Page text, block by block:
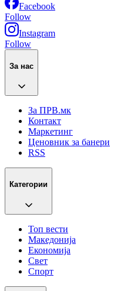
Facebook
Follow
Instagram
Follow
За нас
За ПРВ.мк
Контакт
Маркетинг
Ценовник за банери
RSS
Категории
Топ вести
Македонија
Економија
Свет
Спорт